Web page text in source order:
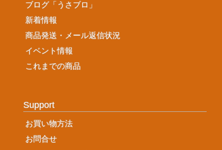
ブログ「うさブロ」
新着情報
商品発送・メール返信状況
イベント情報
これまでの商品
Support
お買い物方法
お問合せ